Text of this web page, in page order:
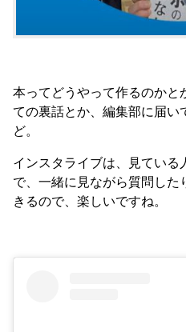
本ってどうやって作るのかと
ての裏話とか、編集部に届い
ど。
インスタライブは、見てい
で、一緒に見ながら質問し
きるので、楽しいですね。